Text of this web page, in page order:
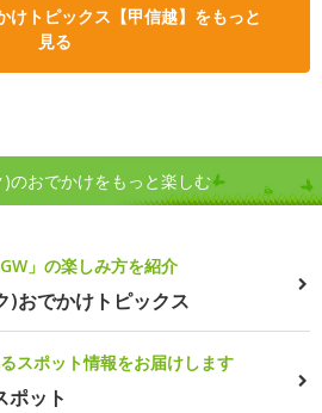
けトピックス【甲信越】をもっと
見る
のおでかけをもっと楽しむ
」の楽しみ方を紹介
)おでかけトピックス
スポット情報をお届けします
ポット